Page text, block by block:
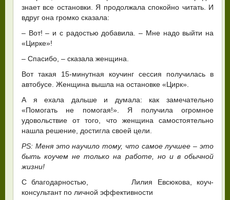
знает все остановки. Я продолжала спокойно читать. И
вдруг она громко сказала:
– Вот! – и с радостью добавила. – Мне надо выйти на
«Цирке»!
– Спасибо, – сказала женщина.
Вот такая 15-минутная коучинг сессия получилась в
автобусе. Женщина вышла на остановке «Цирк».
А я ехала дальше и думала: как замечательно
«Помогать не помогая!». Я получила огромное
удовольствие от того, что женщина самостоятельно
нашла решение, достигла своей цели.
PS: Меня это научило тому, что самое лучшее – это
быть коучем не только на работе, но и в обычной
жизни!
С благодарностью, Лилия Евсюкова, коуч-
консультант по личной эффективности